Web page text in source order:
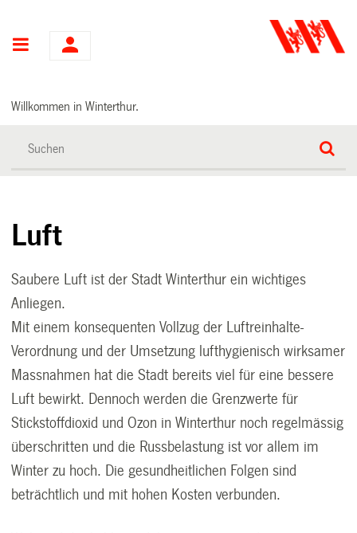
Hauptnavigation
Willkommen in Winterthur.
Luft
Saubere Luft ist der Stadt Winterthur ein wichtiges
Anliegen.
Mit einem konsequenten Vollzug der Luftreinhalte-
Verordnung und der Umsetzung lufthygienisch wirksamer
Massnahmen hat die Stadt bereits viel für eine bessere
Luft bewirkt. Dennoch werden die Grenzwerte für
Stickstoffdioxid und Ozon in Winterthur noch regelmässig
überschritten und die Russbelastung ist vor allem im
Winter zu hoch. Die gesundheitlichen Folgen sind
beträchtlich und mit hohen Kosten verbunden.